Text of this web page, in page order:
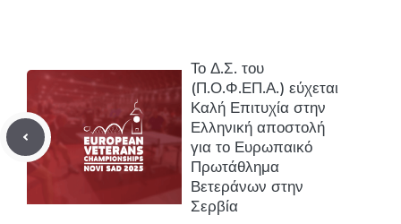
Το Δ.Σ. του
(Π.Ο.Φ.ΕΠ.Α.) εύχεται
Καλή Επιτυχία στην
Ελληνική αποστολή
για το Ευρωπαικό
Πρωτάθλημα
Βετεράνων στην
Σερβία